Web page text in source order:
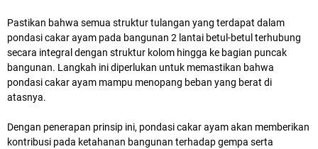
Pastikan bahwa semua struktur tulangan yang terdapat dalam
pondasi cakar ayam pada bangunan 2 lantai betul-betul terhubung
secara integral dengan struktur kolom hingga ke bagian puncak
bangunan. Langkah ini diperlukan untuk memastikan bahwa
pondasi cakar ayam mampu menopang beban yang berat di
atasnya.
Dengan penerapan prinsip ini, pondasi cakar ayam akan memberikan
kontribusi pada ketahanan bangunan terhadap gempa serta